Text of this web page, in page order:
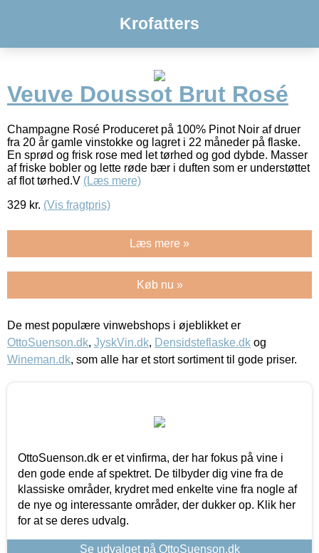
Krofatters
Veuve Doussot Brut Rosé
Champagne Rosé Produceret på 100% Pinot Noir af druer
fra 20 år gamle vinstokke og lagret i 22 måneder på flaske.
En sprød og frisk rose med let tørhed og god dybde. Masser
af friske bobler og lette røde bær i duften som er understøttet
af flot tørhed.V (Læs mere)
329 kr. (Vis fragtpris)
Læs mere »
Køb nu »
De mest populære vinwebshops i øjeblikket er
OttoSuenson.dk, JyskVin.dk, Densidsteflaske.dk og
Wineman.dk, som alle har et stort sortiment til gode priser.
OttoSuenson.dk er et vinfirma, der har fokus på vine i
den gode ende af spektret. De tilbyder dig vine fra de
klassiske områder, krydret med enkelte vine fra nogle af
de nye og interessante områder, der dukker op. Klik her
for at se deres udvalg.
Se udvalget på OttoSuenson.dk